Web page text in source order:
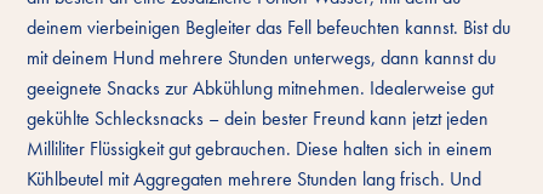
deinem vierbeinigen Begleiter das Fell befeuchten kannst. Bist du
mit deinem Hund mehrere Stunden unterwegs, dann kannst du
geeignete Snacks zur Abkühlung mitnehmen. Idealerweise gut
gekühlte Schlecksnacks – dein bester Freund kann jetzt jeden
Milliliter Flüssigkeit gut gebrauchen. Diese halten sich in einem
Kühlbeutel mit Aggregaten mehrere Stunden lang frisch. Und